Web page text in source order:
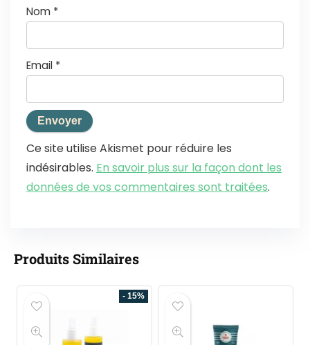
Nom *
Email *
Ce site utilise Akismet pour réduire les
indésirables. En savoir plus sur la façon dont les
données de vos commentaires sont traitées.
Produits Similaires
- 15%